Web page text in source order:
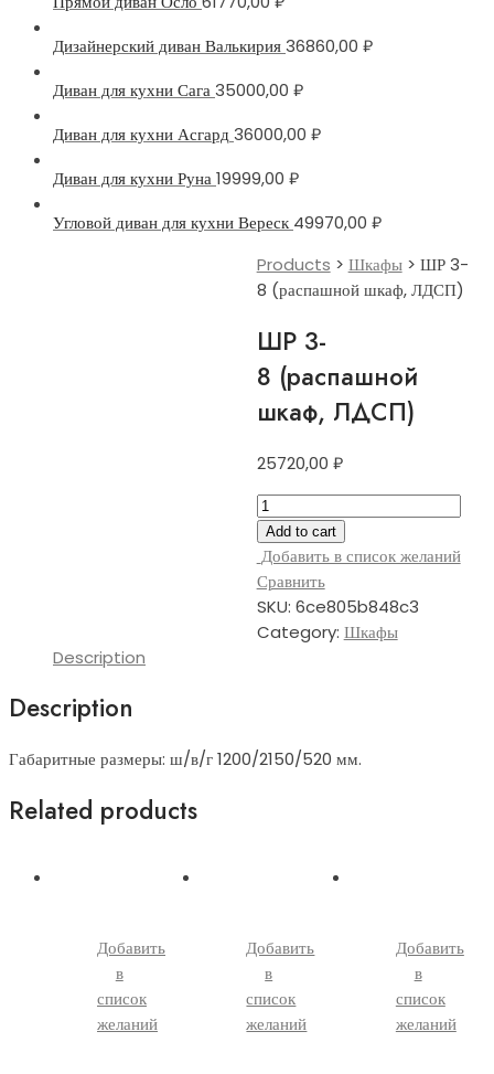
Дизайнерский диван Валькирия36860,00 ₽
Диван для кухни Сага35000,00 ₽
Диван для кухни Асгард36000,00 ₽
Диван для кухни Руна19999,00 ₽
Угловой диван для кухни Вереск 49970,00 ₽
Products > Шкафы> ШР 3-
8 (распашной шкаф, ЛДСП)
ШР 3-
8 (распашной
шкаф, ЛДСП)
25720,00 ₽
ШР
3-
8 (распашной
шкаф,
ЛДСП)
quantity
Add to cart
Добавить в список желаний
Сравнить
SKU: 6ce805b848c3
Category: Шкафы
Description
Description
Габаритные размеры: ш/в/г 1200/2150/520 мм.
Related products
Добавить
в
список
желаний
Добавить
в
список
желаний
Добавить
в
список
желаний